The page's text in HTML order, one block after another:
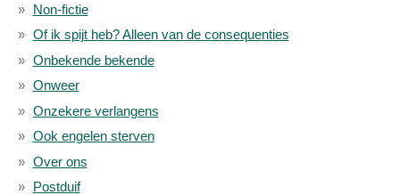
Non-fictie
Of ik spijt heb? Alleen van de consequenties
Onbekende bekende
Onweer
Onzekere verlangens
Ook engelen sterven
Over ons
Postduif